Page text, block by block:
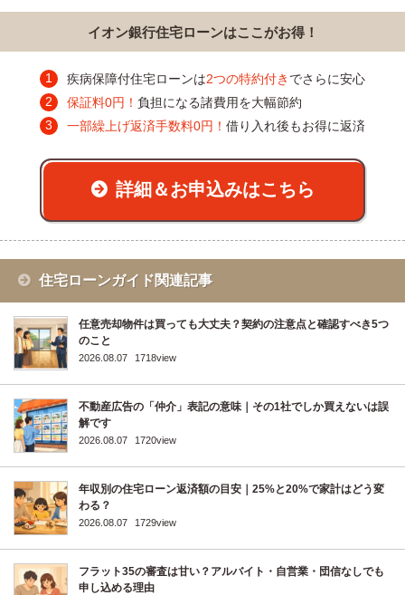
イオン銀行住宅ローンはここがお得！
疾病保障付住宅ローンは2つの特約付き でさらに安心
保証料0円！ 負担になる諸費用を大幅節約
一部繰上げ返済手数料0円！ 借り入れ後もお得に返済
詳細＆お申込みはこちら
住宅ローンガイド関連記事
任意売却物件は買っても大丈夫？契約の注意点と確認すべき5つ
のこと
2026.08.07 1718view
不動産広告の「仲介」表記の意味｜その1社でしか買えないは誤
解です
2026.08.07 1720view
年収別の住宅ローン返済額の目安｜25%と20%で家計はどう変
わる？
2026.08.07 1729view
フラット35の審査は甘い？アルバイト・自営業・団信なしでも
申し込める理由